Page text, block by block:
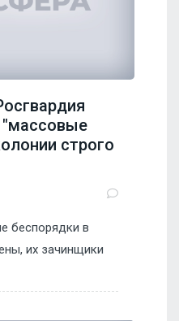
"массовые
строго
беспорядки в
их зачинщики